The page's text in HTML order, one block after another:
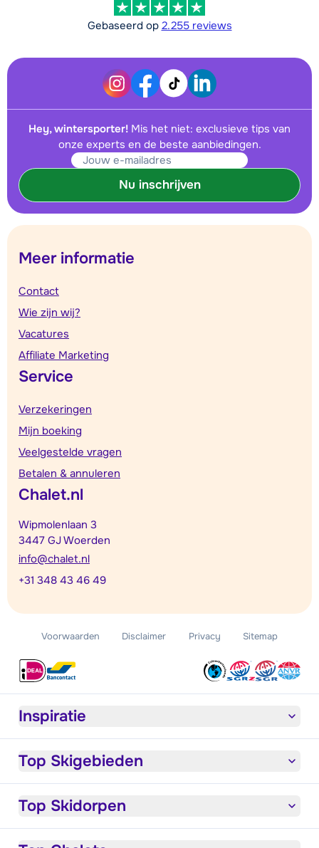
Gebaseerd op 2.255 reviews
Hey, wintersporter! Mis het niet: exclusieve tips van
onze experts en de beste aanbiedingen.
Nu inschrijven
Meer informatie
Contact
Wie zijn wij?
Vacatures
Affiliate Marketing
Service
Verzekeringen
Mijn boeking
Veelgestelde vragen
Betalen & annuleren
Chalet.nl
Wipmolenlaan 3
3447 GJ Woerden
info@chalet.nl
+31 348 43 46 49
Voorwaarden Disclaimer Privacy Sitemap
Inspiratie
Top Skigebieden
Top Skidorpen